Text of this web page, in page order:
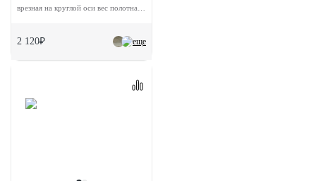
еще
2 120₽